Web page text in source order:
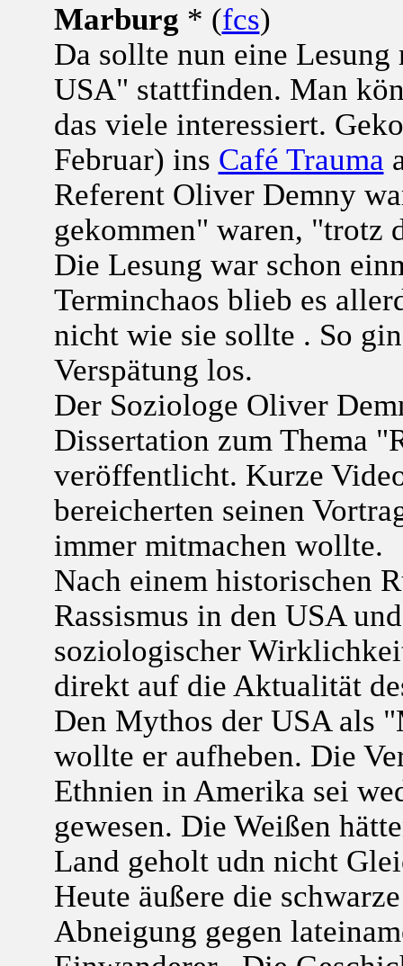
Marburg * (fcs)
Da sollte nun eine
USA" stattfinden. Man
das viele interessiert.
Februar) ins Café Trauma
Referent Oliver Demny
gekommen" waren, "trotz
Die Lesung war schon
Terminchaos blieb es
nicht wie sie sollte . So
Verspätung los.
Der Soziologe Oliver
Dissertation zum Thema
veröffentlicht. Kurze
bereicherten seinen
immer mitmachen wollte.
Nach einem historischen
Rassismus in den USA
soziologischer
direkt auf die Aktualität
Den Mythos der USA als
wollte er aufheben. Die
Ethnien in Amerika sei
gewesen. Die Weißen
Land geholt udn nicht
Heute äußere die
Abneigung gegen